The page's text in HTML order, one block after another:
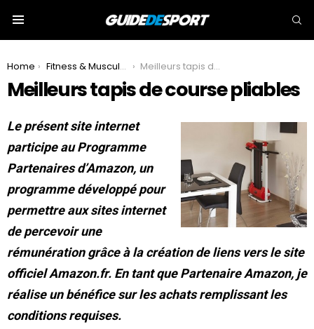
You are here:
Home Fitness & Musculation Meilleurs tapis de course pliables
Meilleurs tapis de course pliables
Le présent site internet
participe au Programme
Partenaires d’Amazon, un
programme développé pour
permettre aux sites internet
de percevoir une
rémunération grâce à la création de liens vers le site
officiel Amazon.fr. En tant que Partenaire Amazon, je
réalise un bénéfice sur les achats remplissant les
conditions requises.